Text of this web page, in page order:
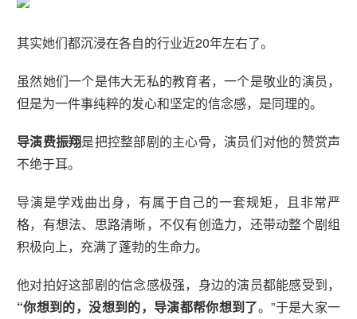
其实她们都沉浸在各自的行业近20年左右了。
虽然她们一个是伟大无私的教育者，一个是敬业的演员，
但是为一件事纯粹的发心和坚定的信念感，是同理的。
导演费振翔是把控整部剧的主心骨，演员们对他的赞赏声
不绝于耳。
导演是学戏曲出身，有属于自己的一套规矩，且非常严
格，有想法、思路清晰，不仅有创造力，还带动整个剧组
积极向上，充满了蓬勃的生命力。
他对拍好这部剧的信念感极强，身边的演员都能感受到，
“你想到的，没想到的，导演都帮你想到了。”于是大家一